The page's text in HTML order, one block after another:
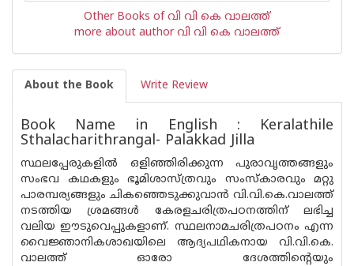
Other Books of വി വി കെ വാലത്ത്
more about author വി വി കെ വാലത്ത്
About the Book Write Review
Book Name in English : Keralathile
Sthalacharithrangal- Palakkad Jilla
സ്ഥലപ്പേരുകളിൽ ഒളിഞ്ഞിരിക്കുന്ന പുരാവൃത്തങ്ങളും
സംഭവ കഥകളും ഭൂമിശാസ്ത്രവും സംസ്‌കാരവും മറ്റു
പാരമ്പര്യങ്ങളും ചികഞ്ഞെടുക്കുവാൻ വി.വി.കെ.വാലത്ത്
നടത്തിയ ശ്രമങ്ങൾ കേരളചരിത്രപഠനത്തിന് ലഭിച്ച
വലിയ ഈടുവെപ്പുകളാണ്. സ്ഥലനാമചരിത്രപഠനം എന്ന
വൈജ്ഞാനികശാഖയിലെ ആദ്യപഥികനായ വി.വി.കെ.
വാലത്ത് ഓരോ ദേശത്തിന്റെയും